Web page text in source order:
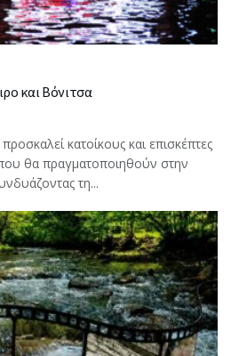
και Βόνιτσα
κατοίκους και επισκέπτες
θα πραγματοποιηθούν στην
τη...